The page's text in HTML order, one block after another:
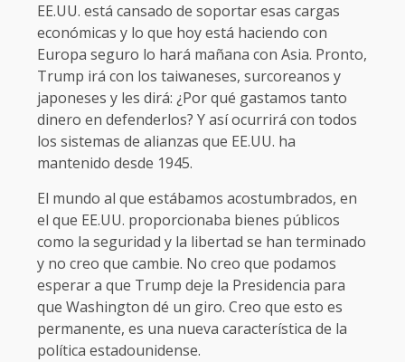
EE.UU. está cansado de soportar esas cargas
económicas y lo que hoy está haciendo con
Europa seguro lo hará mañana con Asia. Pronto,
Trump irá con los taiwaneses, surcoreanos y
japoneses y les dirá: ¿Por qué gastamos tanto
dinero en defenderlos? Y así ocurrirá con todos
los sistemas de alianzas que EE.UU. ha
mantenido desde 1945.
El mundo al que estábamos acostumbrados, en
el que EE.UU. proporcionaba bienes públicos
como la seguridad y la libertad se han terminado
y no creo que cambie. No creo que podamos
esperar a que Trump deje la Presidencia para
que Washington dé un giro. Creo que esto es
permanente, es una nueva característica de la
política estadounidense.